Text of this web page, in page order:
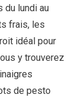
du lundi au
frais, les
idéal pour
y trouverez
de pesto